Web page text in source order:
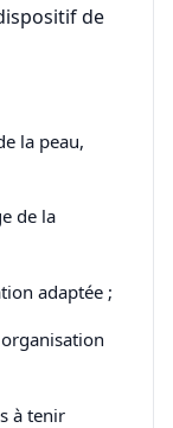
de
la peau,
de la
adaptée ;
à tenir